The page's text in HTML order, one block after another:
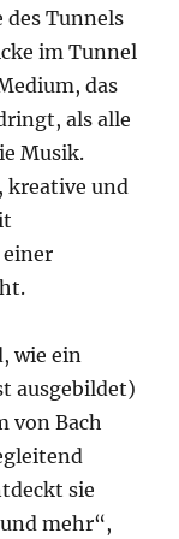
des Tunnels
im Tunnel
das
als alle
Musik.
kreative und
wie ein
ausgebildet)
von Bach
sie
mehr“,